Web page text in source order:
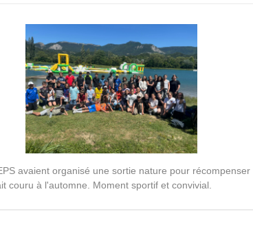
avaient organisé une sortie nature pour récompenser
couru à l'automne. Moment sportif et convivial.